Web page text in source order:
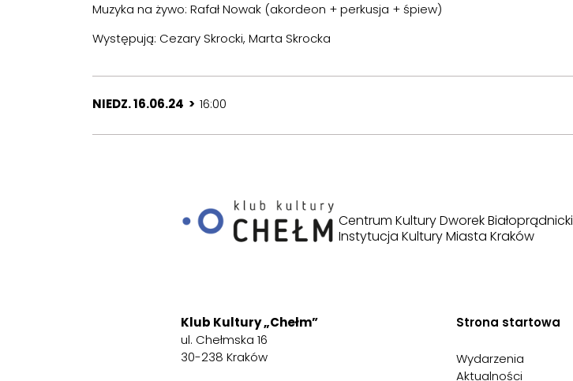
Muzyka na żywo: Rafał Nowak (akordeon + perkusja + śpiew)
Występują: Cezary Skrocki, Marta Skrocka
NIEDZ. 16.06.24 > 16:00
Centrum Kultury Dworek Białoprądnicki
Instytucja Kultury Miasta Kraków
Klub Kultury „Chełm”
ul. Chełmska 16
30-238 Kraków
Strona startowa
Wydarzenia
Aktualności